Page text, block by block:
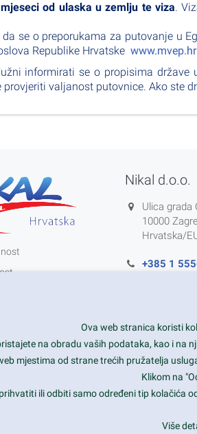
od ulaska u zemlju te viza.
se o preporukama za putovanje u
Republike Hrvatske www.mvep.hr
informirati se o propisima države
provjeriti valjanost putovnice. Ako ste
Nikal d.o.o.
Ulica grada
10000
Hrvatska/
+385 1
HR-AB-01-
Ova web stranica koristi
na obradu vaših podataka, kao i na
mjestima od strane trećih pružatelja
Klikom na
ili odbiti samo određeni tip kolačića
Više